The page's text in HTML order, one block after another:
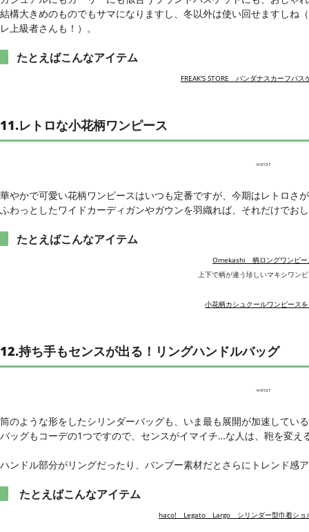
結構大きめのものでもサマになりますし、冬以外は使い回せますしね
レ上級者さんも！）。
たとえばこんなアイテム
FREAK'S STORE バンダナスカーフバス
11.レトロな小花柄ワンピース
wear
華やかで可愛い花柄ワンピースはいつも定番ですが、今期はレトロさ
ふわっとしたワイドカーディガンやガウンを羽織れば、それだけでお
たとえばこんなアイテム
Omekashi 柄ロングワンピー
上下で柄が違う珍しいマキシワン
小花柄カシュクールワンピース
12.持ち手もセンスが出る！リングハンドルバッグ
wear
筒のような形をしたシリンダーバッグも、いま最も展開が加速してい
バッグもコーデの1つですので、センスがイマイチ…な人は、鞄を変え
ハンドル部分がリングだったり、バンブー素材だとさらにトレンド感
たとえばこんなアイテム
haco! Legato Largo シリンダー型巾着ショ